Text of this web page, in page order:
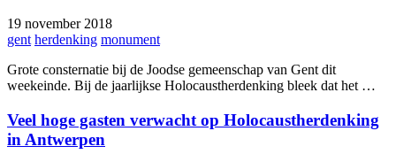
19 november 2018
gent herdenking monument
Grote consternatie bij de Joodse gemeenschap van Gent dit
weekeinde. Bij de jaarlijkse Holocaustherdenking bleek dat het …
Veel hoge gasten verwacht op Holocaustherdenking
in Antwerpen